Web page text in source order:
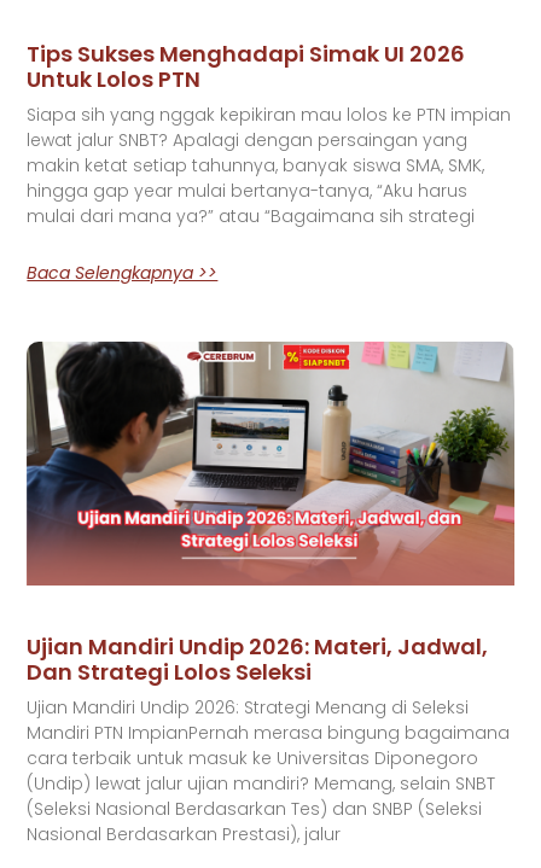
Tips Sukses Menghadapi Simak UI 2026
Untuk Lolos PTN
Siapa sih yang nggak kepikiran mau lolos ke PTN impian
lewat jalur SNBT? Apalagi dengan persaingan yang
makin ketat setiap tahunnya, banyak siswa SMA, SMK,
hingga gap year mulai bertanya-tanya, “Aku harus
mulai dari mana ya?” atau “Bagaimana sih strategi
Baca Selengkapnya >>
Ujian Mandiri Undip 2026: Materi, Jadwal,
Dan Strategi Lolos Seleksi
Ujian Mandiri Undip 2026: Strategi Menang di Seleksi
Mandiri PTN ImpianPernah merasa bingung bagaimana
cara terbaik untuk masuk ke Universitas Diponegoro
(Undip) lewat jalur ujian mandiri? Memang, selain SNBT
(Seleksi Nasional Berdasarkan Tes) dan SNBP (Seleksi
Nasional Berdasarkan Prestasi), jalur